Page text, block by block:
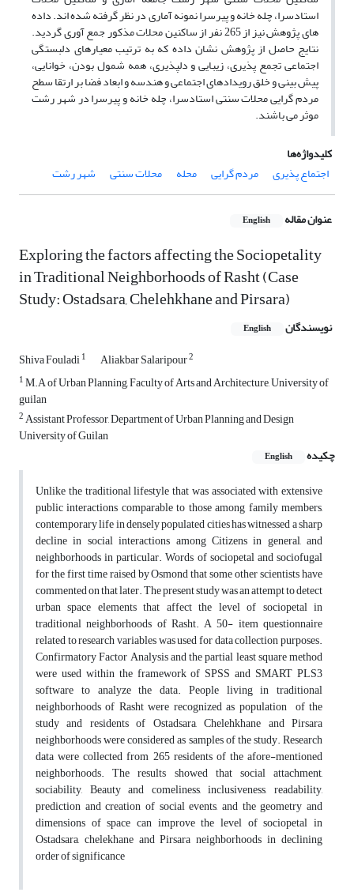
استادسرا، چله خانه و پیرسرا نمونه آماری در نظر گرفته شده اند. داده
های پژوهش نیز از 265 نفر از ساکنین محلات مذکور جمع آوری گردید.
نتایج حاصل از پژوهش نشان داده که به ترتیب معیارهای دلبستگی
اجتماعی تجمع پذیری، زیبایی و دلپذیری، همه شمول بودن، خوانایی،
پیش بینی و خلق رویدادهای اجتماعی و هندسه و ابعاد فضا بر ارتقا سطح
مردم گرایی محلات سنتی استادسرا، چله خانه و پیرسرا در شهر رشت
موثر می باشند.
کلیدواژه‌ها
اجتماع پذیری
مردم گرایی محله محلات سنتی شهر رشت
عنوان مقاله English
Exploring the factors affecting the Sociopetality
in Traditional Neighborhoods of Rasht (Case
Study: Ostadsara, Chelehkhane and Pirsara)
نویسندگان English
Shiva Fouladi1 Aliakbar Salaripour2
1M.A of Urban Planning, Faculty of Arts and Architecture, University of
guilan
2Assistant Professor, Department of Urban Planning and Design
University of Guilan
چکیده
English
Unlike the traditional lifestyle that was associated with extensive
public interactions comparable to those among family members,
contemporary life in densely populated cities has witnessed a sharp
decline in social interactions among Citizens in general, and
neighborhoods in particular. Words of sociopetal and sociofugal
for the first time raised by Osmond that some other scientists have
commented on that later. The present study was an attempt to detect
urban space elements that affect the level of sociopetal in
traditional neighborhoods of Rasht. A 50- item questionnaire
related to research variables was used for data collection purposes.
Confirmatory Factor Analysis and the partial least square method
were used within the framework of SPSS and SMART PLS3
software to analyze the data. People living in traditional
neighborhoods of Rasht were recognized as population of the
study and residents of Ostadsara, Chelehkhane and Pirsara
neighborhoods were considered as samples of the study. Research
data were collected from 265 residents of the afore-mentioned
neighborhoods. The results showed that social attachment,
sociability, Beauty and comeliness, inclusiveness, readability,
prediction and creation of social events, and the geometry and
dimensions of space can improve the level of sociopetal in
Ostadsara, chelekhane and Pirsara neighborhoods in declining
order of significance